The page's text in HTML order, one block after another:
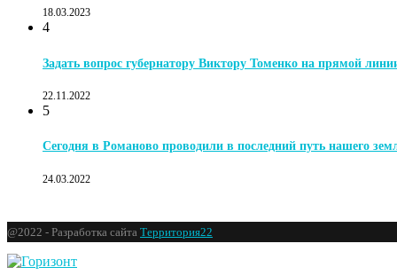
18.03.2023
4
Задать вопрос губернатору Виктору Томенко на прямой
22.11.2022
5
Сегодня в Романово проводили в последний путь нашего
24.03.2022
@2022 - Разработка сайта Территория22